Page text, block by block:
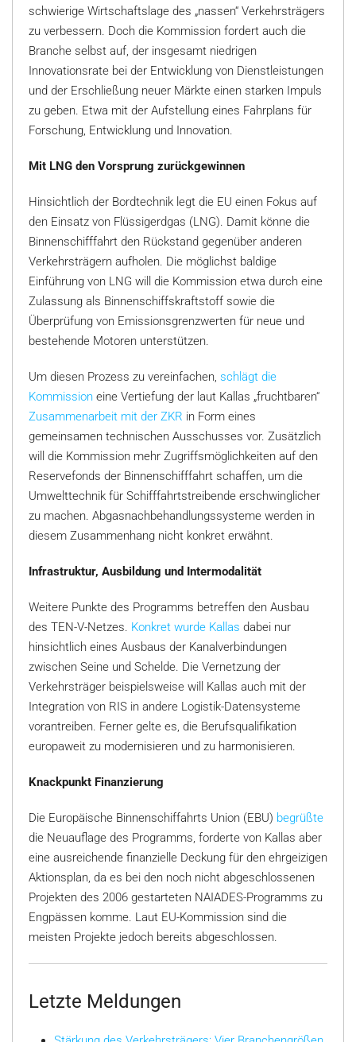
schwierige Wirtschaftslage des „nassen“ Verkehrsträgers
zu verbessern. Doch die Kommission fordert auch die
Branche selbst auf, der insgesamt niedrigen
Innovationsrate bei der Entwicklung von Dienstleistungen
und der Erschließung neuer Märkte einen starken Impuls
zu geben. Etwa mit der Aufstellung eines Fahrplans für
Forschung, Entwicklung und Innovation.
Mit LNG den Vorsprung zurückgewinnen
Hinsichtlich der Bordtechnik legt die EU einen Fokus auf
den Einsatz von Flüssigerdgas (LNG). Damit könne die
Binnenschifffahrt den Rückstand gegenüber anderen
Verkehrsträgern aufholen. Die möglichst baldige
Einführung von LNG will die Kommission etwa durch eine
Zulassung als Binnenschiffskraftstoff sowie die
Überprüfung von Emissionsgrenzwerten für neue und
bestehende Motoren unterstützen.
Um diesen Prozess zu vereinfachen, schlägt die
Kommission eine Vertiefung der laut Kallas „fruchtbaren“
Zusammenarbeit mit der ZKR in Form eines
gemeinsamen technischen Ausschusses vor. Zusätzlich
will die Kommission mehr Zugriffsmöglichkeiten auf den
Reservefonds der Binnenschifffahrt schaffen, um die
Umwelttechnik für Schifffahrtstreibende erschwinglicher
zu machen. Abgasnachbehandlungssysteme werden in
diesem Zusammenhang nicht konkret erwähnt.
Infrastruktur, Ausbildung und Intermodalität
Weitere Punkte des Programms betreffen den Ausbau
des TEN-V-Netzes. Konkret wurde Kallas dabei nur
hinsichtlich eines Ausbaus der Kanalverbindungen
zwischen Seine und Schelde. Die Vernetzung der
Verkehrsträger beispielsweise will Kallas auch mit der
Integration von RIS in andere Logistik-Datensysteme
vorantreiben. Ferner gelte es, die Berufsqualifikation
europaweit zu modernisieren und zu harmonisieren.
Knackpunkt Finanzierung
Die Europäische Binnenschiffahrts Union (EBU) begrüßte
die Neuauflage des Programms, forderte von Kallas aber
eine ausreichende finanzielle Deckung für den ehrgeizigen
Aktionsplan, da es bei den noch nicht abgeschlossenen
Projekten des 2006 gestarteten NAIADES-Programms zu
Engpässen komme. Laut EU-Kommission sind die
meisten Projekte jedoch bereits abgeschlossen.
Letzte Meldungen